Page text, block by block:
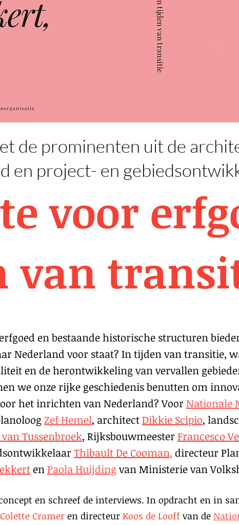
de prominenten uit de
en project- en
voor
van
en bestaande historische structuren
Nederland voor staat? In tijden van transitie,
en de herontwikkeling van vervallen
we onze rijke geschiedenis benutten om
het inrichten van Nederland? Voor Nationale
Zef Hemel, architectDikkie Scipio,
Tussenbroek, Rijksbouwmeester Francesco
Thibault De Cooman, directeur
enPaola Huijding van Ministerie van
en schreef de interviews. In opdracht en in
Cramer en directeur Koos de Looff van de